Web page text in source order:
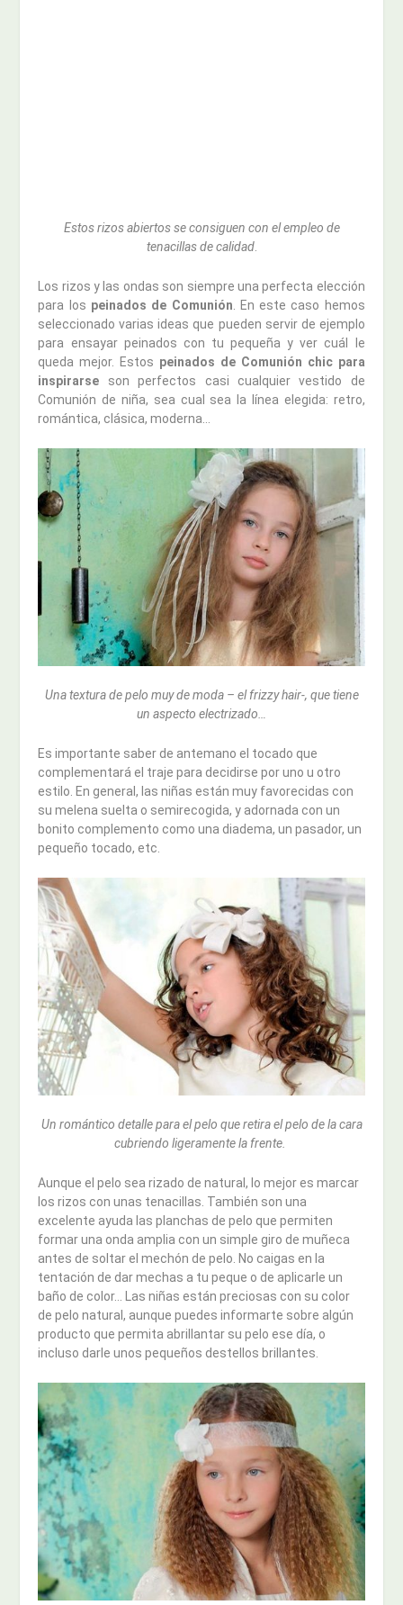
Estos rizos abiertos se consiguen con el empleo de
tenacillas de calidad.
Los rizos y las ondas son siempre una perfecta elección
para los peinados de Comunión . En este caso hemos
seleccionado varias ideas que pueden servir de ejemplo
para ensayar peinados con tu pequeña y ver cuál le
queda mejor. Estos peinados de Comunión chic para
inspirarse son perfectos casi cualquier vestido de
Comunión de niña, sea cual sea la línea elegida: retro,
romántica, clásica, moderna…
Una textura de pelo muy de moda – el frizzy hair-, que tiene
un aspecto electrizado…
Es importante saber de antemano el tocado que
complementará el traje para decidirse por uno u otro
estilo. En general, las niñas están muy favorecidas con
su melena suelta o semirecogida, y adornada con un
bonito complemento como una diadema, un pasador, un
pequeño tocado, etc.
Un romántico detalle para el pelo que retira el pelo de la cara
cubriendo ligeramente la frente.
Aunque el pelo sea rizado de natural, lo mejor es marcar
los rizos con unas tenacillas. También son una
excelente ayuda las planchas de pelo que permiten
formar una onda amplia con un simple giro de muñeca
antes de soltar el mechón de pelo. No caigas en la
tentación de dar mechas a tu peque o de aplicarle un
baño de color… Las niñas están preciosas con su color
de pelo natural, aunque puedes informarte sobre algún
producto que permita abrillantar su pelo ese día, o
incluso darle unos pequeños destellos brillantes.